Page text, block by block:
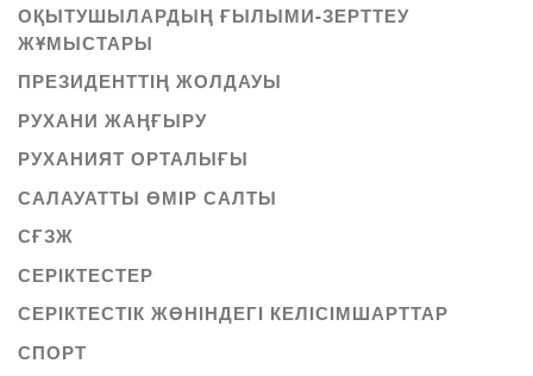
ОҚЫТУШЫЛАРДЫҢ ҒЫЛЫМИ-ЗЕРТТЕУ
ЖҰМЫСТАРЫ
ПРЕЗИДЕНТТІҢ ЖОЛДАУЫ
РУХАНИ ЖАҢҒЫРУ
РУХАНИЯТ ОРТАЛЫҒЫ
САЛАУАТТЫ ӨМІР САЛТЫ
СҒЗЖ
СЕРІКТЕСТЕР
СЕРІКТЕСТІК ЖӨНІНДЕГІ КЕЛІСІМШАРТТАР
СПОРТ